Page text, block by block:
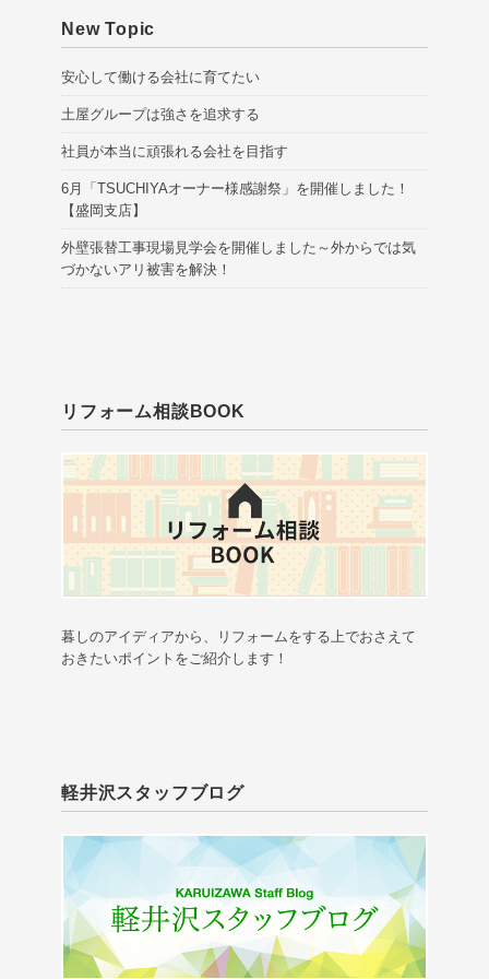
New Topic
安心して働ける会社に育てたい
土屋グループは強さを追求する
社員が本当に頑張れる会社を目指す
6月「TSUCHIYAオーナー様感謝祭」を開催しました！
【盛岡支店】
外壁張替工事現場見学会を開催しました～外からでは気
づかないアリ被害を解決！
リフォーム相談BOOK
暮しのアイディアから、リフォームをする上でおさえて
おきたいポイントをご紹介します！
軽井沢スタッフブログ